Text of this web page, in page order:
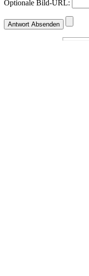
Optionale Bild-URL: